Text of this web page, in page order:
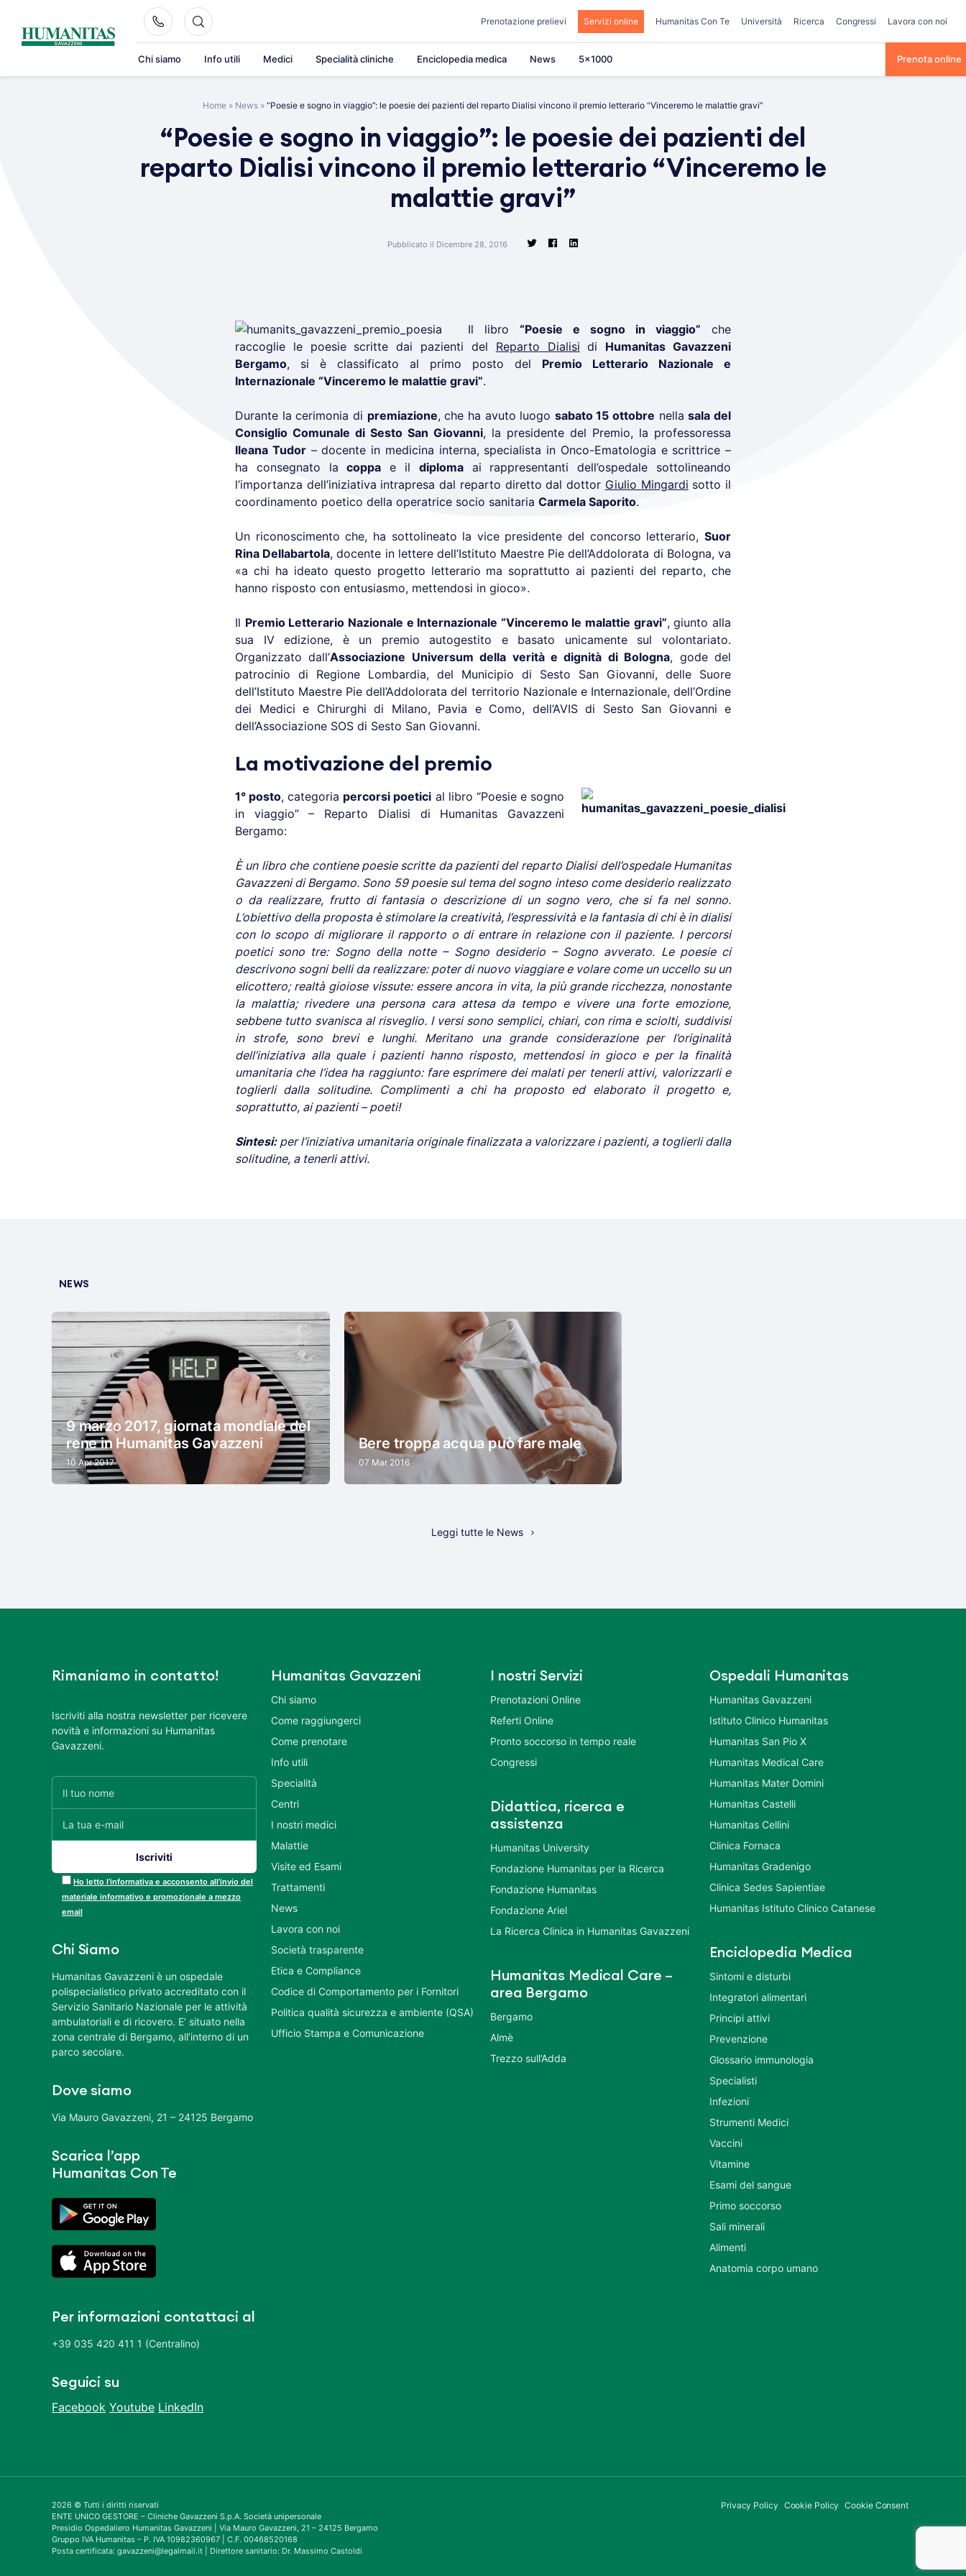
content
Prenotazione prelievi Servizi online Humanitas Con Te Università Ricerca Congressi Lavora con noi
Chi siamo Info utili Medici Specialità cliniche Enciclopedia medica News 5×1000 Prenota online
Home » News » “Poesie e sogno in viaggio”: le poesie dei pazienti del reparto Dialisi vincono il premio letterario “Vinceremo le malattie gravi”
“Poesie e sogno in viaggio”: le poesie dei pazienti del
reparto Dialisi vincono il premio letterario “Vinceremo le
malattie gravi”
Pubblicato il Dicembre 28, 2016
Il libro “Poesie e sogno in viaggio” che
raccoglie le poesie scritte dai pazienti del Reparto Dialisi di Humanitas Gavazzeni
Bergamo, si è classificato al primo posto del Premio Letterario Nazionale e
Internazionale “Vinceremo le malattie gravi”.
Durante la cerimonia di premiazione, che ha avuto luogo sabato 15 ottobre nellasala del
Consiglio Comunale di Sesto San Giovanni, la presidente del Premio, la professoressa
Ileana Tudor– docente in medicina interna, specialista in Onco-Ematologia e scrittrice –
ha consegnato lacoppa e il diplomaai rappresentanti dell’ospedale sottolineando
l’importanza dell’iniziativa intrapresa dal reparto diretto dal dottor Giulio Mingardi sotto il
coordinamento poetico della operatrice socio sanitaria Carmela Saporito.
Un riconoscimento che, ha sottolineato la vice presidente del concorso letterario, Suor
Rina Dellabartola, docente in lettere dell’Istituto Maestre Pie dell’Addolorata di Bologna, va
«a chi ha ideato questo progetto letterario ma soprattutto ai pazienti del reparto, che
hanno risposto con entusiasmo, mettendosi in gioco».
Il Premio Letterario Nazionale e Internazionale “Vinceremo le malattie gravi”, giunto alla
sua IV edizione, è un premio autogestito e basato unicamente sul volontariato.
Organizzato dall’Associazione Universum della verità e dignità di Bologna, gode del
patrocinio di Regione Lombardia, del Municipio di Sesto San Giovanni, delle Suore
dell’Istituto Maestre Pie dell’Addolorata del territorio Nazionale e Internazionale, dell’Ordine
dei Medici e Chirurghi di Milano, Pavia e Como, dell’AVIS di Sesto San Giovanni e
dell’Associazione SOS di Sesto San Giovanni.
La motivazione del premio
1° posto, categoria percorsi poetici al libro “Poesie e sogno
in viaggio” – Reparto Dialisi di Humanitas Gavazzeni
Bergamo:
È un libro che contiene poesie scritte da pazienti del reparto Dialisi dell’ospedale Humanitas
Gavazzeni di Bergamo. Sono 59 poesie sul tema del sogno inteso come desiderio realizzato
o da realizzare, frutto di fantasia o descrizione di un sogno vero, che si fa nel sonno.
L’obiettivo della proposta è stimolare la creatività, l’espressività e la fantasia di chi è in dialisi
con lo scopo di migliorare il rapporto o di entrare in relazione con il paziente. I percorsi
poetici sono tre: Sogno della notte – Sogno desiderio – Sogno avverato. Le poesie ci
descrivono sogni belli da realizzare: poter di nuovo viaggiare e volare come un uccello su un
elicottero; realtà gioiose vissute: essere ancora in vita, la più grande ricchezza, nonostante
la malattia; rivedere una persona cara attesa da tempo e vivere una forte emozione,
sebbene tutto svanisca al risveglio. I versi sono semplici, chiari, con rima e sciolti, suddivisi
in strofe, sono brevi e lunghi. Meritano una grande considerazione per l’originalità
dell’iniziativa alla quale i pazienti hanno risposto, mettendosi in gioco e per la finalità
umanitaria che l’idea ha raggiunto: fare esprimere dei malati per tenerli attivi, valorizzarli e
toglierli dalla solitudine. Complimenti a chi ha proposto ed elaborato il progetto e,
soprattutto, ai pazienti – poeti!
Sintesi:per l’iniziativa umanitaria originale finalizzata a valorizzare i pazienti, a toglierli dalla
solitudine, a tenerli attivi.
NEWS
9 marzo 2017, giornata mondiale del
rene in Humanitas Gavazzeni
10 Apr 2017
Bere troppa acqua può fare male
07 Mar 2016
Leggi tutte le News
Rimaniamo in contatto!
Iscriviti alla nostra newsletter per ricevere
novità e informazioni su Humanitas
Gavazzeni.
Ho letto l’informativa e acconsento all’invio del
materiale informativo e promozionale a mezzo
email
Chi Siamo
Humanitas Gavazzeni è un ospedale
polispecialistico privato accreditato con il
Servizio Sanitario Nazionale per le attività
ambulatoriali e di ricovero. E’ situato nella
zona centrale di Bergamo, all’interno di un
parco secolare.
Dove siamo
Via Mauro Gavazzeni, 21 – 24125 Bergamo
Scarica l’app
Humanitas Con Te
Per informazioni contattaci al
+39 035 420 411 1 (Centralino)
Seguici su
Facebook Youtube LinkedIn
Humanitas Gavazzeni
Chi siamo
Come raggiungerci
Come prenotare
Info utili
Specialità
Centri
I nostri medici
Malattie
Visite ed Esami
Trattamenti
News
Lavora con noi
Società trasparente
Etica e Compliance
Codice di Comportamento per i Fornitori
Politica qualità sicurezza e ambiente (QSA)
Ufficio Stampa e Comunicazione
I nostri Servizi
Prenotazioni Online
Referti Online
Pronto soccorso in tempo reale
Congressi
Didattica, ricerca e
assistenza
Humanitas University
Fondazione Humanitas per la Ricerca
Fondazione Humanitas
Fondazione Ariel
La Ricerca Clinica in Humanitas Gavazzeni
Humanitas Medical Care –
area Bergamo
Bergamo
Almè
Trezzo sull’Adda
Ospedali Humanitas
Humanitas Gavazzeni
Istituto Clinico Humanitas
Humanitas San Pio X
Humanitas Medical Care
Humanitas Mater Domini
Humanitas Castelli
Humanitas Cellini
Clinica Fornaca
Humanitas Gradenigo
Clinica Sedes Sapientiae
Humanitas Istituto Clinico Catanese
Enciclopedia Medica
Sintomi e disturbi
Integratori alimentari
Principi attivi
Prevenzione
Glossario immunologia
Specialisti
Infezioni
Strumenti Medici
Vaccini
Vitamine
Esami del sangue
Primo soccorso
Sali minerali
Alimenti
Anatomia corpo umano
2026 © Tutti i diritti riservati
ENTE UNICO GESTORE – Cliniche Gavazzeni S.p.A. Società unipersonale
Presidio Ospedaliero Humanitas Gavazzeni | Via Mauro Gavazzeni, 21 – 24125 Bergamo
Gruppo IVA Humanitas – P. IVA 10982360967 | C.F. 00468520168
Posta certificata: gavazzeni@legalmail.it | Direttore sanitario: Dr. Massimo Castoldi
Privacy Policy Cookie Policy Cookie Consent